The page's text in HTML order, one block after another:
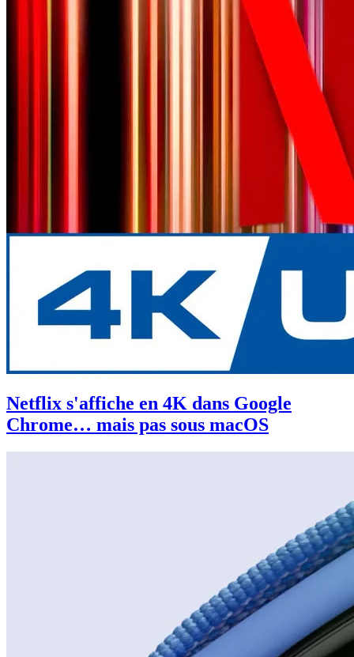
Netflix s'affiche en 4K dans Google
Chrome… mais pas sous macOS